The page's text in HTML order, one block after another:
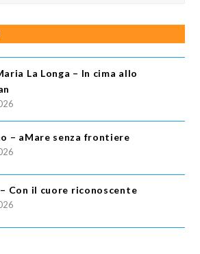
La Longa – In cima allo
– aMare senza frontiere
Con il cuore riconoscente